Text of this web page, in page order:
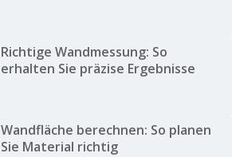
Richtige Wandmessung: So
erhalten Sie präzise Ergebnisse
Wandfläche berechnen: So planen
Sie Material richtig